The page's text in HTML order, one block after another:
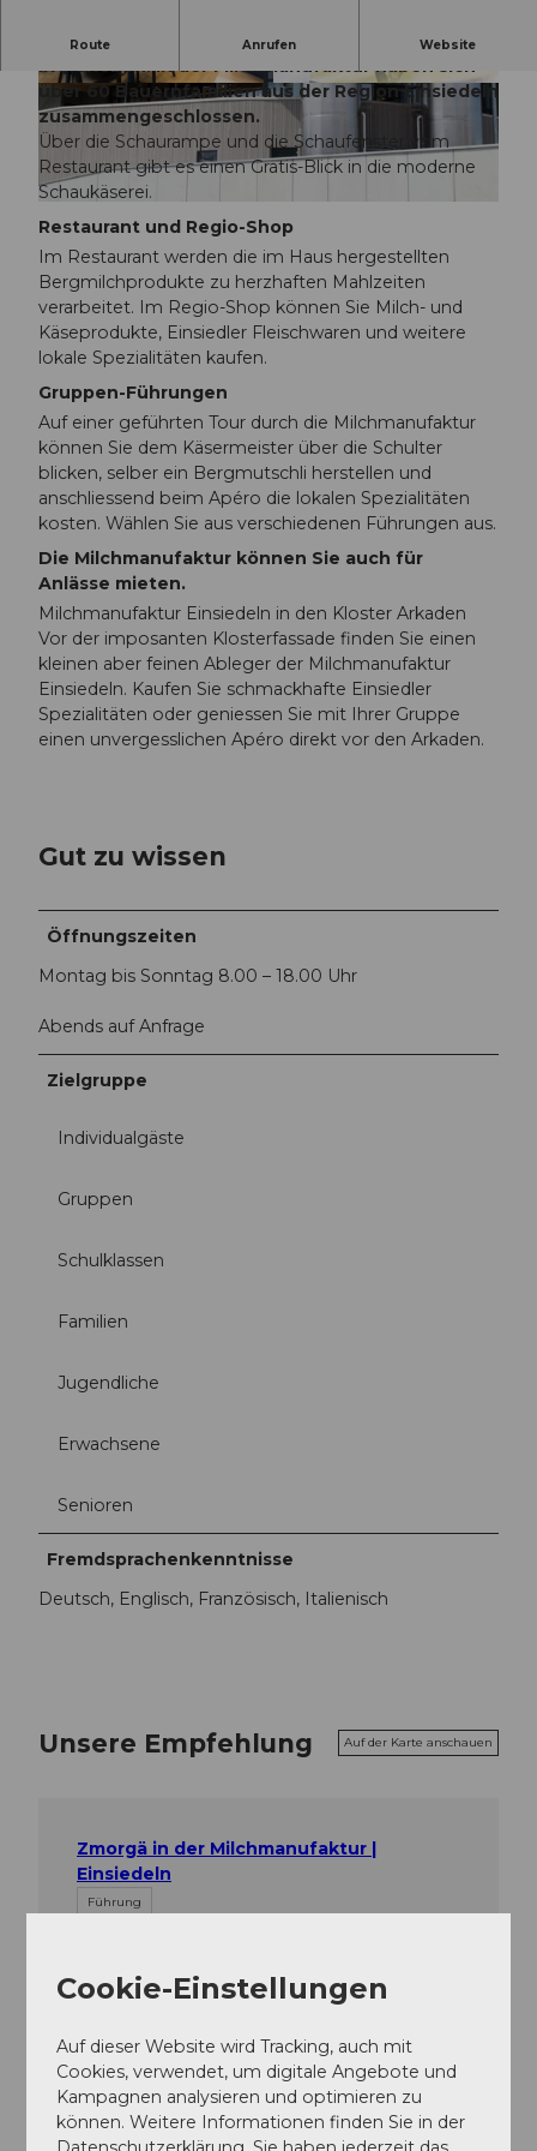
© Milchmanufaktur Einsiedeln |
CC-BY-NC-ND
© Milchmanufaktur Einsiedeln |
CC-BY-NC-ND
Route Anrufen Website
Im Klosterdorf können Sie die Milchverarbeitung
live erleben. In der Milchmanufaktur haben sich
über 60 Bauernfamilien aus der Region Einsiedeln
zusammengeschlossen.
Über die Schaurampe und die Schaufenster vom
Restaurant gibt es einen Gratis-Blick in die moderne
Schaukäserei.
Restaurant und Regio-Shop
Im Restaurant werden die im Haus hergestellten
Bergmilchprodukte zu herzhaften Mahlzeiten
verarbeitet. Im Regio-Shop können Sie Milch- und
Käseprodukte, Einsiedler Fleischwaren und weitere
lokale Spezialitäten kaufen.
Gruppen-Führungen
Auf einer geführten Tour durch die Milchmanufaktur
können Sie dem Käsermeister über die Schulter
blicken, selber ein Bergmutschli herstellen und
anschliessend beim Apéro die lokalen Spezialitäten
kosten. Wählen Sie aus verschiedenen Führungen aus.
Die Milchmanufaktur können Sie auch für
Anlässe mieten.
Milchmanufaktur Einsiedeln in den Kloster Arkaden
Vor der imposanten Klosterfassade finden Sie einen
kleinen aber feinen Ableger der Milchmanufaktur
Einsiedeln. Kaufen Sie schmackhafte Einsiedler
Spezialitäten oder geniessen Sie mit Ihrer Gruppe
einen unvergesslichen Apéro direkt vor den Arkaden.
Gut zu wissen
Öffnungszeiten
Montag bis Sonntag 8.00 – 18.00 Uhr
Abends auf Anfrage
Zielgruppe
Individualgäste
Gruppen
Schulklassen
Familien
Jugendliche
Erwachsene
Senioren
Fremdsprachenkenntnisse
Deutsch, Englisch, Französisch, Italienisch
Unsere Empfehlung Auf der Karte anschauen
Zmorgä in der Milchmanufaktur |
Einsiedeln
Führung
Milchmanufaktur Einsiedeln
Öffentliche Führung | Milchmanufaktur
Einsiedeln
Kulinarik
Cookie-Einstellungen
Auf dieser Website wird Tracking, auch mit
Cookies, verwendet, um digitale Angebote und
Kampagnen analysieren und optimieren zu
können. Weitere Informationen finden Sie in der